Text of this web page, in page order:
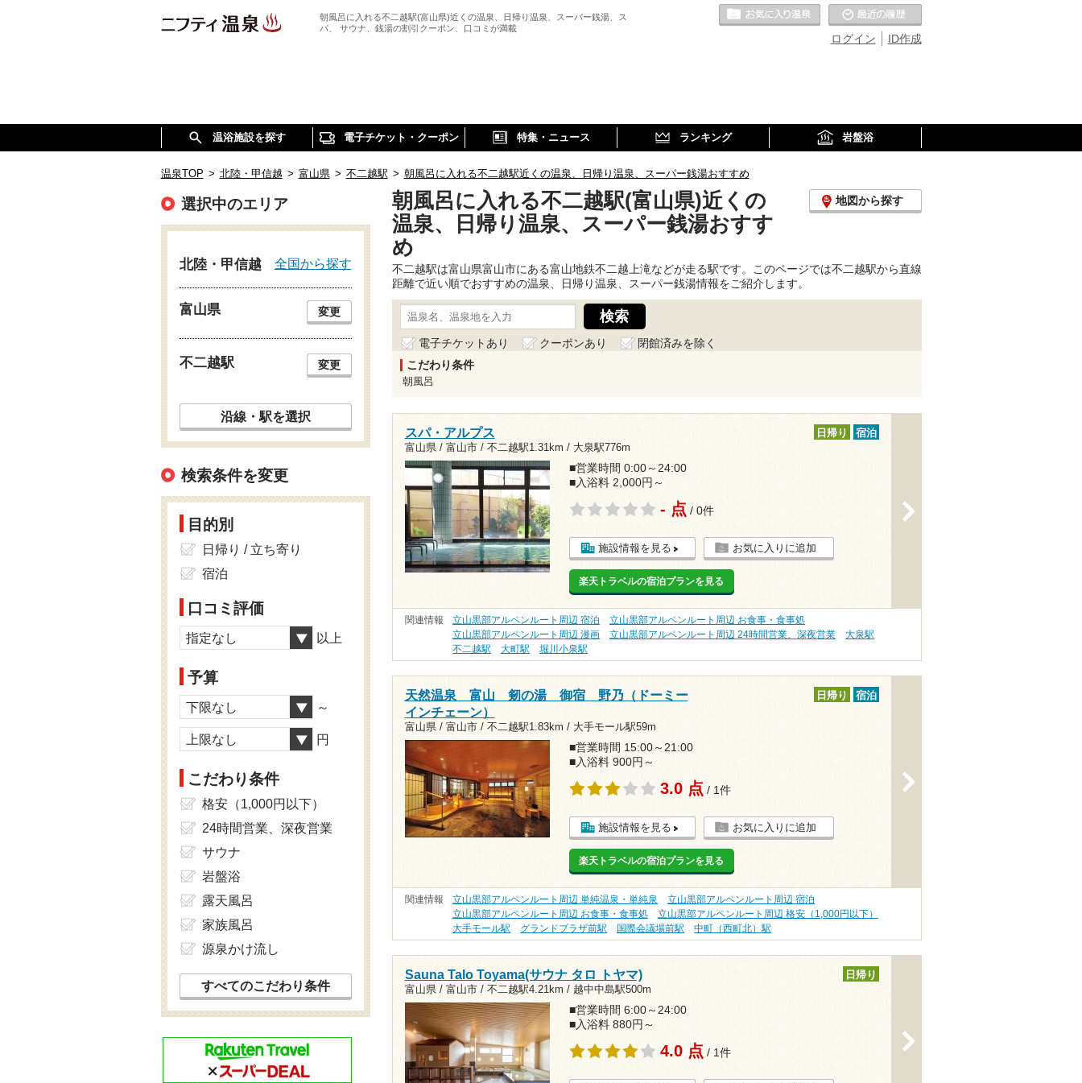
朝風呂に入れる不二越駅(富山県)近くの温泉、日帰り温泉、スーパー銭湯、ス
パ、 サウナ、銭湯の割引クーポン、口コミが満載
ID作成
ログイン
お気に入りの温泉
温浴施設を探す 電子チケット・クーポン 特集・ニュース ランキング 岩盤浴
温泉TOP > 北陸・甲信越 > 富山県 > 不二越駅 > 朝風呂に入れる不二越駅近くの温泉、日帰り温泉、スーパー銭湯おすすめ
朝風呂に入れる不二越駅(富山県)近くの
温泉、日帰り温泉、スーパー銭湯おすす
め
地図から探す
不二越駅は富山県富山市にある富山地鉄不二越上滝などが走る駅です。このページでは不二越駅から直線
距離で近い順でおすすめの温泉、日帰り温泉、スーパー銭湯情報をご紹介します。
電子チケットあり クーポンあり
閉館済みを除く
こだわり条件
朝風呂
スパ・アルプス
富山県 / 富山市 / 不二越駅1.31km / 大泉駅776m
日帰り 宿泊
■営業時間 0:00～24:00
■入浴料 2,000円～
- 点 / 0件
施設情報を見る お気に入りに追加
楽天トラベルの宿泊プランを見る
関連情報 立山黒部アルペンルート周辺 宿泊
立山黒部アルペンルート周辺 お食事・食事処
立山黒部アルペンルート周辺 漫画
立山黒部アルペンルート周辺 24時間営業、深夜営業
大泉駅
不二越駅
大町駅 堀川小泉駅
天然温泉 富山 剱の湯 御宿 野乃（ドーミー
インチェーン）
富山県 / 富山市 / 不二越駅1.83km / 大手モール駅59m
日帰り 宿泊
■営業時間 15:00～21:00
■入浴料 900円～
3.0 点 / 1件
施設情報を見る お気に入りに追加
楽天トラベルの宿泊プランを見る
関連情報 立山黒部アルペンルート周辺 単純温泉・単純泉
立山黒部アルペンルート周辺 宿泊
立山黒部アルペンルート周辺 お食事・食事処
立山黒部アルペンルート周辺 格安（1,000円以下）
大手モール駅
グランドプラザ前駅 国際会議場前駅 中町（西町北）駅
Sauna Talo Toyama(サウナ タロ トヤマ)
富山県 / 富山市 / 不二越駅4.21km / 越中中島駅500m
日帰り
■営業時間 6:00～24:00
■入浴料 880円～
4.0 点 / 1件
選択中のエリア
北陸・甲信越 全国から探す
富山県 変更
不二越駅 変更
沿線・駅を選択
検索条件を変更
目的別
日帰り / 立ち寄り
宿泊
口コミ評価
指定なし 以上
予算
下限なし ～
上限なし 円
こだわり条件
格安（1,000円以下）
24時間営業、深夜営業
サウナ
岩盤浴
露天風呂
家族風呂
源泉かけ流し
すべてのこだわり条件